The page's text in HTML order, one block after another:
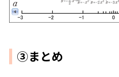
③まとめ